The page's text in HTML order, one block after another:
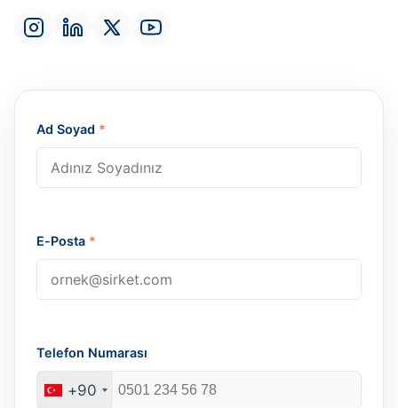
Ad Soyad *
E-Posta *
Telefon Numarası
+90